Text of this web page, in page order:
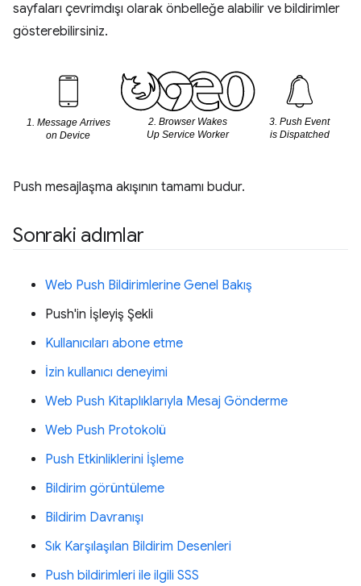
sayfaları çevrimdışı olarak önbelleğe alabilir ve bildirimler
gösterebilirsiniz.
Push mesajlaşma akışının tamamı budur.
Sonraki adımlar
Web Push Bildirimlerine Genel Bakış
Push'in İşleyiş Şekli
Kullanıcıları abone etme
İzin kullanıcı deneyimi
Web Push Kitaplıklarıyla Mesaj Gönderme
Web Push Protokolü
Push Etkinliklerini İşleme
Bildirim görüntüleme
Bildirim Davranışı
Sık Karşılaşılan Bildirim Desenleri
Push bildirimleri ile ilgili SSS